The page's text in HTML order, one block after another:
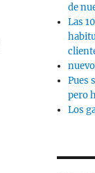
de
Las
Pues
pero
Los